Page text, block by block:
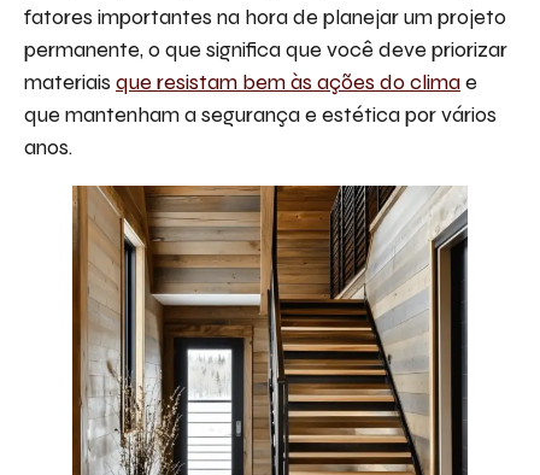
fatores importantes na hora de planejar um projeto
permanente, o que significa que você deve priorizar
materiais que resistam bem às ações do climae
que mantenham a segurança e estética por vários
anos.